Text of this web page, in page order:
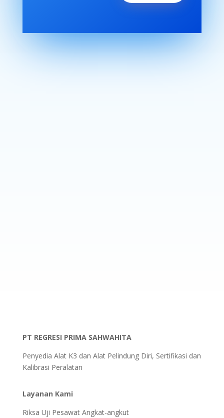
PT REGRESI PRIMA SAHWAHITA
Penyedia Alat K3 dan Alat Pelindung Diri, Sertifikasi dan
Kalibrasi Peralatan
Layanan Kami
Riksa Uji Pesawat Angkat-angkut